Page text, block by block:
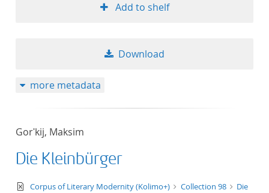
Add to shelf
Download
more metadata
Gorʹkij, Maksim
Die Kleinbürger
text/xml
Corpus of Literary Modernity (Kolimo+) Collection 98
Die